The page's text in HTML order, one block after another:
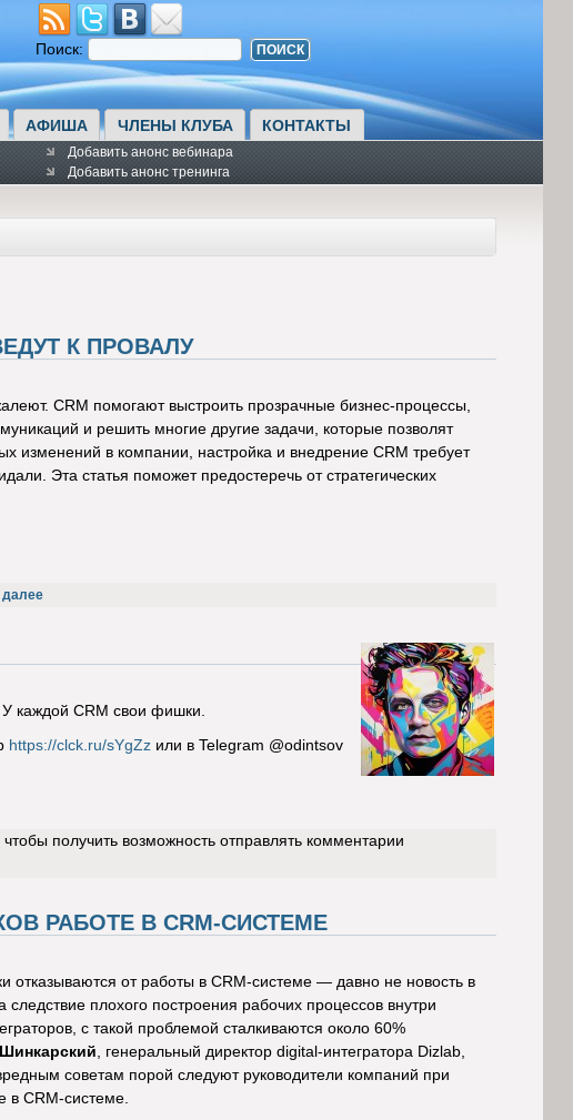
Поиск:
АФИША ЧЛЕНЫ КЛУБА КОНТАКТЫ
Добавить анонс вебинара
Добавить анонс тренинга
К ПРОВАЛУ
CRM помогают выстроить прозрачные бизнес-процессы,
и решить многие другие задачи, которые позволят
изменений в компании, настройка и внедрение CRM требует
Эта статья поможет предостеречь от стратегических
далее
каждой CRM свои фишки.
https://clck.ru/sYgZzили в Telegram @odintsov
чтобы получить возможность отправлять комментарии
РАБОТЕ В CRM-СИСТЕМЕ
отказываются от работы в CRM-системе — давно не новость в
плохого построения рабочих процессов внутри
с такой проблемой сталкиваются около 60%
, генеральный директор digital-интегратора Dizlab,
советам порой следуют руководители компаний при
в CRM-системе.